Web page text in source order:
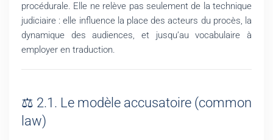
procédurale. Elle ne relève pas seulement de la technique
judiciaire : elle influence la place des acteurs du procès, la
dynamique des audiences, et jusqu’au vocabulaire à
employer en traduction.
⚖️ 2.1. Le modèle accusatoire (common
law)